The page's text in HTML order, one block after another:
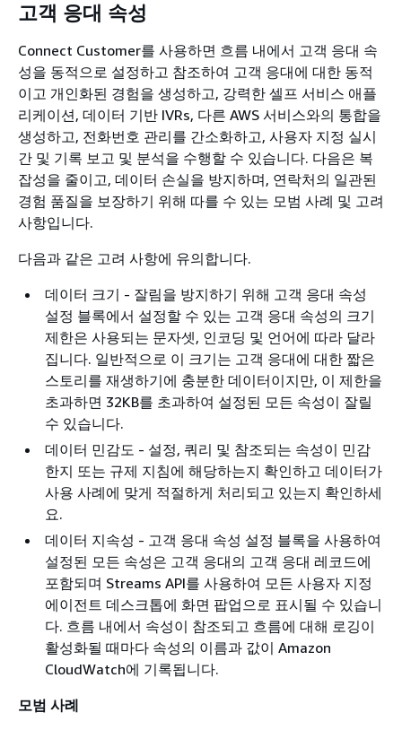
고객 응대 속성
Connect Customer를 사용하면 흐름 내에서 고객 응대 속
성을 동적으로 설정하고 참조하여 고객 응대에 대한 동적
이고 개인화된 경험을 생성하고, 강력한 셀프 서비스 애플
리케이션, 데이터 기반 IVRs, 다른 AWS 서비스와의 통합을
생성하고, 전화번호 관리를 간소화하고, 사용자 지정 실시
간 및 기록 보고 및 분석을 수행할 수 있습니다. 다음은 복
잡성을 줄이고, 데이터 손실을 방지하며, 연락처의 일관된
경험 품질을 보장하기 위해 따를 수 있는 모범 사례 및 고려
사항입니다.
다음과 같은 고려 사항에 유의합니다.
데이터 크기 - 잘림을 방지하기 위해 고객 응대 속성
설정 블록에서 설정할 수 있는 고객 응대 속성의 크기
제한은 사용되는 문자셋, 인코딩 및 언어에 따라 달라
집니다. 일반적으로 이 크기는 고객 응대에 대한 짧은
스토리를 재생하기에 충분한 데이터이지만, 이 제한을
초과하면 32KB를 초과하여 설정된 모든 속성이 잘릴
수 있습니다.
데이터 민감도 - 설정, 쿼리 및 참조되는 속성이 민감
한지 또는 규제 지침에 해당하는지 확인하고 데이터가
사용 사례에 맞게 적절하게 처리되고 있는지 확인하세
요.
데이터 지속성 - 고객 응대 속성 설정 블록을 사용하여
설정된 모든 속성은 고객 응대의 고객 응대 레코드에
포함되며 Streams API를 사용하여 모든 사용자 지정
에이전트 데스크톱에 화면 팝업으로 표시될 수 있습니
다. 흐름 내에서 속성이 참조되고 흐름에 대해 로깅이
활성화될 때마다 속성의 이름과 값이 Amazon
CloudWatch에 기록됩니다.
모범 사례